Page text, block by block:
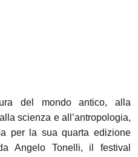
del mondo antico, alla
scienza e all’antropologia,
per la sua quarta edizione
Angelo Tonelli, il festival